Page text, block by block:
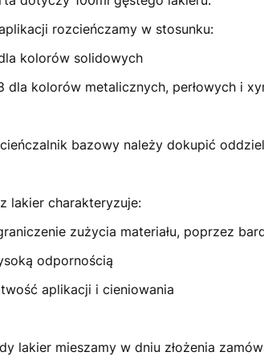
rozcieńczamy w stosunku:
kolorów solidowych
dla kolorów metalicznych, perłowych i
bazowy należy dokupić
lakier charakteryzuje:
zużycia materiału, poprzez
odpornością
aplikacji i cieniowania
lakier mieszamy w dniu złożenia